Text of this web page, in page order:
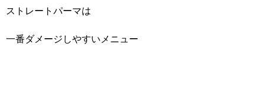
ストレートパーマは
一番ダメージしやすいメニュー